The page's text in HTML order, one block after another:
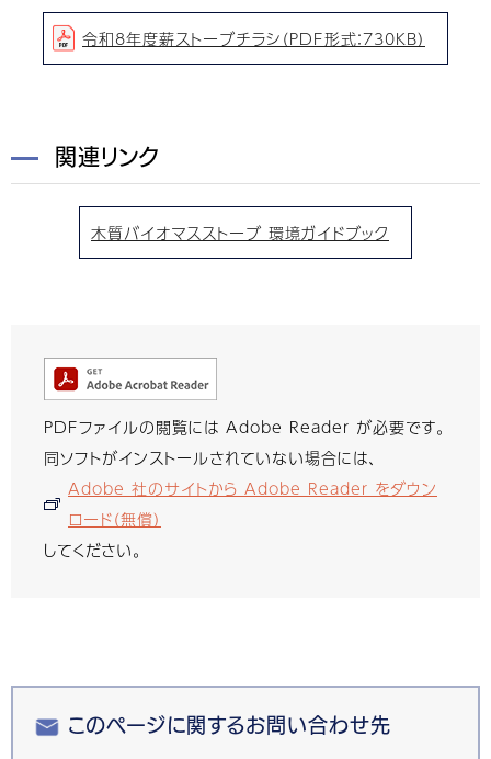
令和8年度薪ストーブチラシ（PDF形式：730KB）
関連リンク
木質バイオマスストーブ 環境ガイドブック
PDFファイルの閲覧には Adobe Reader が必要です。
同ソフトがインストールされていない場合には、
Adobe 社のサイトから Adobe Reader をダウン
ロード（無償）
してください。
このページに関するお問い合わせ先